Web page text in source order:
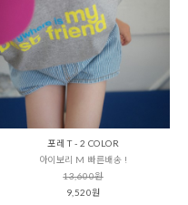
포레 T - 2 COLOR
아이보리 M 빠른배송 !
13,600원
9,520원